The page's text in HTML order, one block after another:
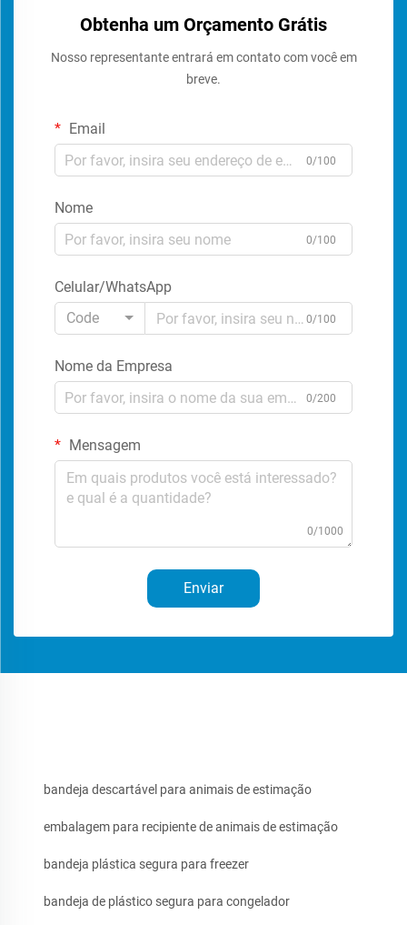
Obtenha um Orçamento Grátis
Nosso representante entrará em contato com você em
breve.
Email
0/100
Nome
0/100
Celular/WhatsApp
Code
0/100
Nome da Empresa
0/200
Mensagem
0/1000
Enviar
bandeja descartável para animais de estimação
embalagem para recipiente de animais de estimação
bandeja plástica segura para freezer
bandeja de plástico segura para congelador